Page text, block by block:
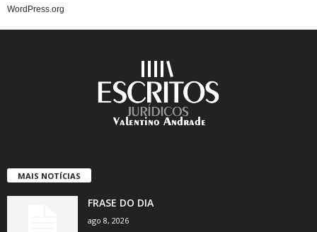
WordPress.org
MAIS NOTÍCIAS
FRASE DO DIA
ago 8, 2026